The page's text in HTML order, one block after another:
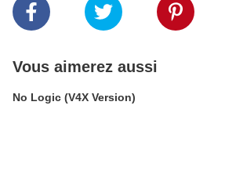
Vous aimerez aussi
No Logic (V4X Version)